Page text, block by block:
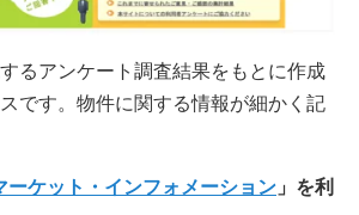
るアンケート調査結果をもとに作成
です。物件に関する情報が細かく記
ーケット・インフォメーション 」を利